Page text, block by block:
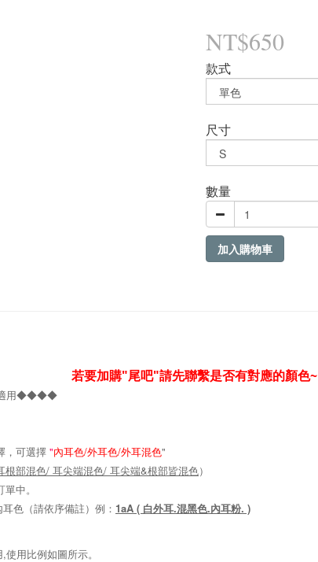
NT$650
款式
尺寸
數量
加入購物車
若要加購"尾吧"請先聯繫是否有對應的顏色~
適用◆◆◆◆
，可選擇 "內耳色/外耳色/外耳混色"
根部混色/ 耳尖端混色/ 耳尖端&根部皆混色）
中。
色（請依序備註）例： 1aA ( 白外耳.混黑色.內耳粉. )
用比例如圖所示。